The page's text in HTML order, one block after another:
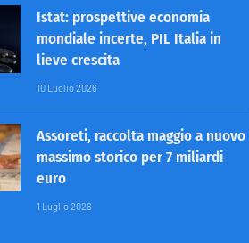
Istat: prospettive economia
mondiale incerte, PIL Italia in
lieve crescita
10 Luglio 2026
Assoreti, raccolta maggio a nuovo
massimo storico per 7 miliardi
euro
1 Luglio 2026